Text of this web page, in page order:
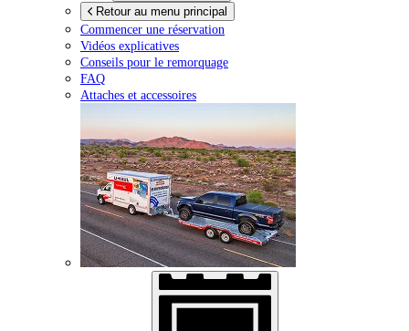
Retour au menu principal
Commencer une réservation
Vidéos explicatives
Conseils pour le remorquage
FAQ
Attaches et accessoires